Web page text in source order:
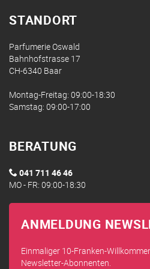
STANDORT
Parfumerie Oswald
Bahnhofstrasse 17
CH-6340 Baar
Montag-Freitag: 09:00-18:30
Samstag: 09:00-17:00
BERATUNG
041 711 46 46
MO - FR: 09:00-18:30
ANMELDUNG
Einmaliger 10-Franken-
Newsletter-Abonnenten.